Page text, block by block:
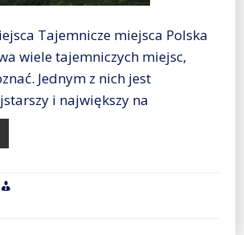
Tajemnicze miejsca Polska
wiele tajemniczych miejsc,
Jednym z nich jest
i największy na